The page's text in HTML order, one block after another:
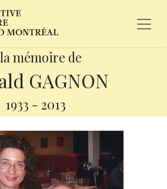
mémoire de
GAGNON
1933 - 2013